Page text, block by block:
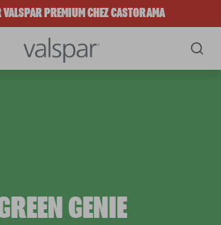
PREMIUM CHEZ CASTORAMA
GENIE